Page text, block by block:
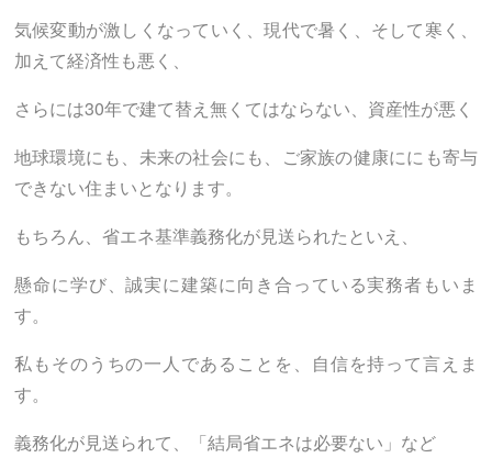
気候変動が激しくなっていく、現代で暑く、そして寒く、
加えて経済性も悪く、
さらには30年で建て替え無くてはならない、資産性が悪く
地球環境にも、未来の社会にも、ご家族の健康ににも寄与
できない住まいとなります。
もちろん、省エネ基準義務化が見送られたといえ、
懸命に学び、誠実に建築に向き合っている実務者もいま
す。
私もそのうちの一人であることを、自信を持って言えま
す。
義務化が見送られて、「結局省エネは必要ない」など